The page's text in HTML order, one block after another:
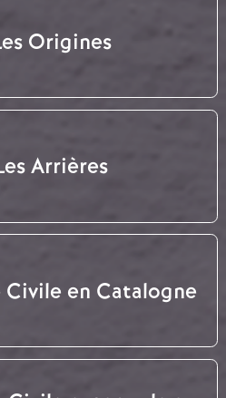
Origines
Arrières
Civile en Catalogne